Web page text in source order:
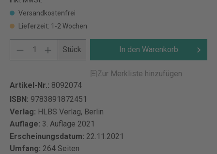
Versandkostenfrei
Lieferzeit: 1-2 Wochen
Stück In den Warenkorb
Zur Merkliste hinzufügen
Artikel-Nr.: 8092074
ISBN: 9783891872451
Verlag: HLBS Verlag, Berlin
Auflage: 3. Auflage 2021
Erscheinungsdatum: 22.11.2021
Umfang: 264 Seiten